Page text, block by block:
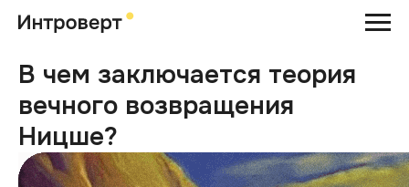
В чем заключается теория
вечного возвращения
Ницше?